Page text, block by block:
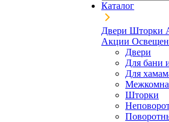
Каталог
Двери Шторки
Акции
Двери
Для бани
Для
Шторки